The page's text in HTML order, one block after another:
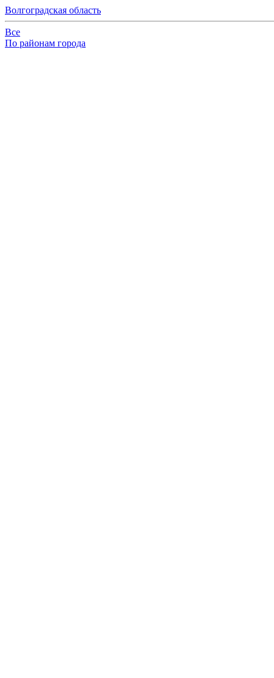
Волгоградская область
Все
По районам города